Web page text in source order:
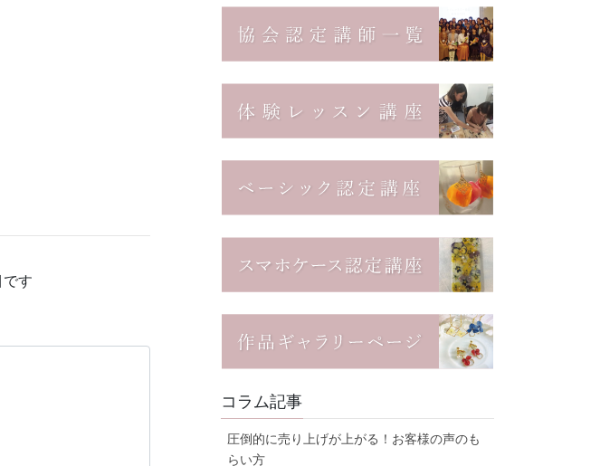
す
コラム記事
圧倒的に売り上げが上がる！お客様の声のも
らい方